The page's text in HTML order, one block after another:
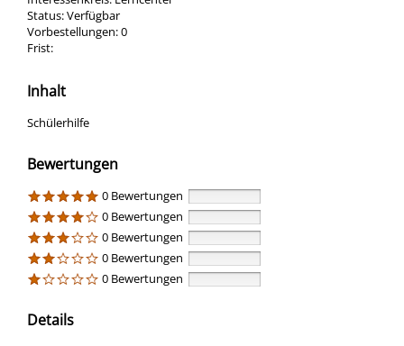
Status:Verfügbar
Vorbestellungen:0
Frist:
Inhalt
Schülerhilfe
Bewertungen
0 Bewertungen
0 Bewertungen
0 Bewertungen
0 Bewertungen
0 Bewertungen
Details